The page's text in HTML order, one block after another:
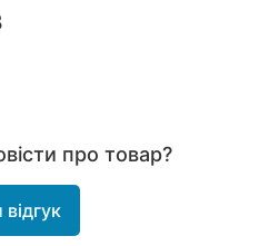
про товар?